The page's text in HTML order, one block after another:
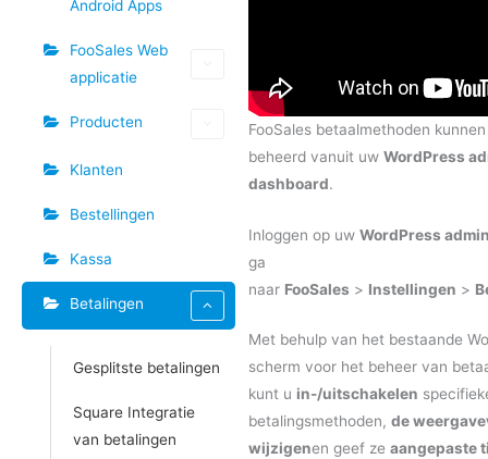
Android Apps
FooSales Web
applicatie
Producten
Klanten
Bestellingen
Kassa
Betalingen
Gesplitste betalingen
Square Integratie
van betalingen
FooSales betaalmethoden
beheerd vanuit uw WordPress
dashboard.
Inloggen op uw WordPress
ga
naar FooSales > Instellingen >
Met behulp van het bestaande
scherm voor het beheer van
kunt u in-/uitschakelen
betalingsmethoden, de
wijzigenen geef ze aangepaste